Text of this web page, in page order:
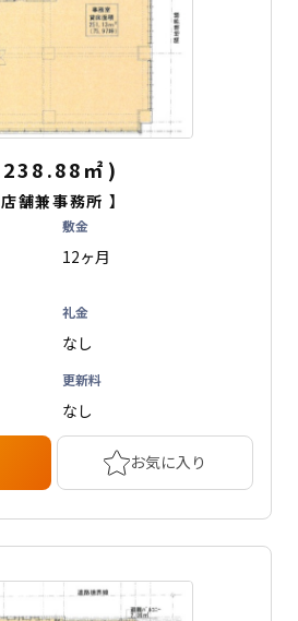
238.88㎡ )
店舗兼事務所 】
敷金
12ヶ月
礼金
なし
更新料
なし
お気に入り